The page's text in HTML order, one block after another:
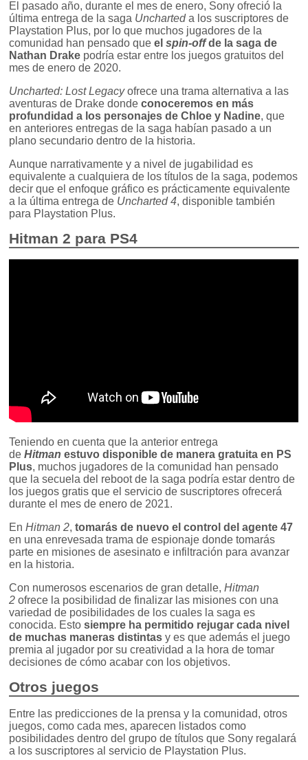
El pasado año, durante el mes de enero, Sony ofreció la
última entrega de la saga Uncharteda los suscriptores de
Playstation Plus, por lo que muchos jugadores de la
comunidad han pensado queelspin-offde la saga de
Nathan Drake podría estar entre los juegos gratuitos del
mes de enero de 2020.
Uncharted: Lost Legacyofrece una trama alternativa a las
aventuras de Drake dondeconoceremos en más
profundidad a los personajes de Chloe y Nadine, que
en anteriores entregas de la saga habían pasado a un
plano secundario dentro de la historia.
Aunque narrativamente y a nivel de jugabilidad es
equivalente a cualquiera de los títulos de la saga, podemos
decir que el enfoque gráfico es prácticamente equivalente
a la última entrega de Uncharted 4, disponible también
para Playstation Plus.
Hitman 2 para PS4
Teniendo en cuenta que la anterior entrega
deHitman estuvo disponible de manera gratuita en PS
Plus, muchos jugadores de la comunidad han pensado
que la secuela del reboot de la saga podría estar dentro de
los juegos gratis que el servicio de suscriptores ofrecerá
durante el mes de enero de 2021.
EnHitman 2,tomarás de nuevo el control del agente 47
en una enrevesada trama de espionaje donde tomarás
parte en misiones de asesinato e infiltración para avanzar
en la historia.
Con numerosos escenarios de gran detalle,Hitman
2 ofrece la posibilidad de finalizar las misiones con una
variedad de posibilidades de los cuales la saga es
conocida. Estosiempre ha permitido rejugar cada nivel
de muchas maneras distintas y es que además el juego
premia al jugador por su creatividad a la hora de tomar
decisiones de cómo acabar con los objetivos.
Otros juegos
Entre las predicciones de la prensa y la comunidad, otros
juegos, como cada mes, aparecen listados como
posibilidades dentro del grupo de títulos que Sony regalará
a los suscriptores al servicio de Playstation Plus.